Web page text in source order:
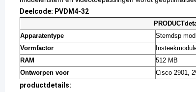
Deelcode: PVDM4-32
Apparatentype
Stemdsp
Vormfactor
RAM
512 MB
Ontworpen voor
Cisco 2901,
productdetails: